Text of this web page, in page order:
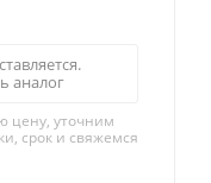
аналог
цену, уточним
срок и свяжемся